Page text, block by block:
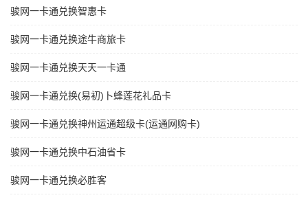
骏网一卡通兑换智惠卡
骏网一卡通兑换途牛商旅卡
骏网一卡通兑换天天一卡通
骏网一卡通兑换(易初)卜蜂莲花礼品卡
骏网一卡通兑换神州运通超级卡(运通网购卡)
骏网一卡通兑换中石油省卡
骏网一卡通兑换必胜客